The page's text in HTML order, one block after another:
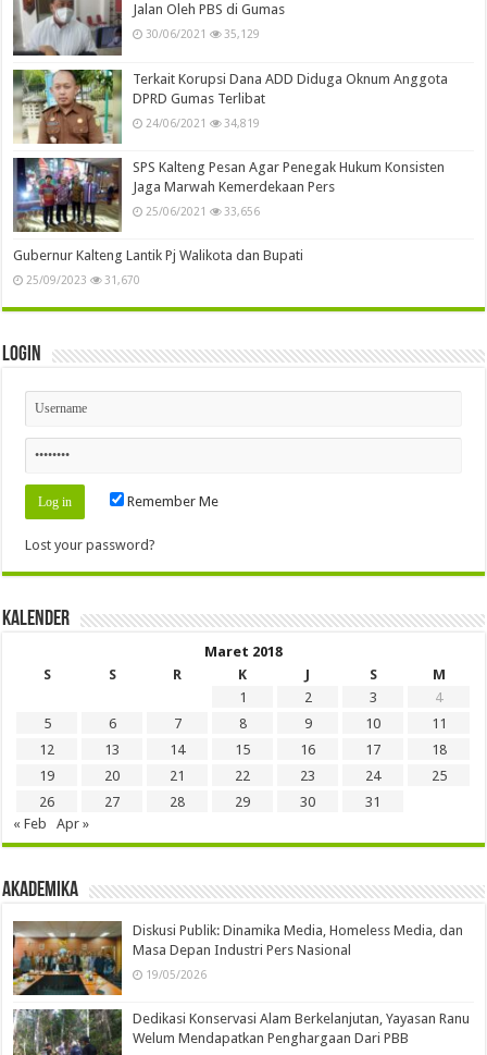
Jalan Oleh PBS di Gumas
30/06/2021 35,129
Terkait Korupsi Dana ADD Diduga Oknum Anggota
DPRD Gumas Terlibat
24/06/2021 34,819
SPS Kalteng Pesan Agar Penegak Hukum Konsisten
Jaga Marwah Kemerdekaan Pers
25/06/2021 33,656
Gubernur Kalteng Lantik Pj Walikota dan Bupati
25/09/2023 31,670
Login
Remember Me
Lost your password?
Kalender
Maret 2018
S
S R K J S
M
1
2 3
4
5
6 7 8 9 10
11
12
13 14 15 16 17
18
19
20 21 22 23 24
25
26
27 28 29 30
31
« Feb
Apr »
Akademika
Diskusi Publik: Dinamika Media, Homeless Media, dan
Masa Depan Industri Pers Nasional
19/05/2026
Dedikasi Konservasi Alam Berkelanjutan, Yayasan Ranu
Welum Mendapatkan Penghargaan Dari PBB